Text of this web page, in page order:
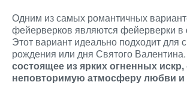
Одним из самых романтичных
фейерверков являются фейерверки
Этот вариант идеально подходит для
рождения или дня Святого Валентина.
состоящее из ярких огненных искр,
неповторимую атмосферу любви и